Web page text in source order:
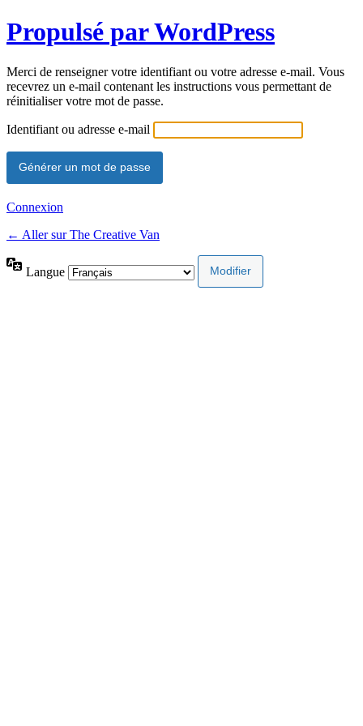
Propulsé par WordPress
Merci de renseigner votre identifiant ou votre adresse e-mail. Vous
recevrez un e-mail contenant les instructions vous permettant de
réinitialiser votre mot de passe.
Identifiant ou adresse e-mail
Connexion
← Aller sur The Creative Van
Langue